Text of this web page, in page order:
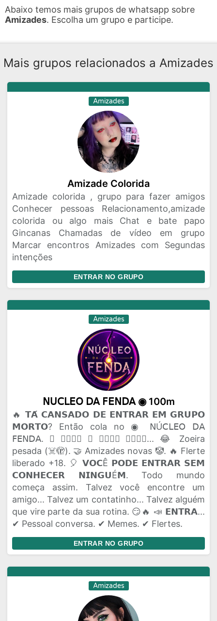
Abaixo temos mais grupos de whatsapp sobre
Amizades. Escolha um grupo e participe.
Mais grupos relacionados a Amizades
Amizades
Amizade Colorida
Amizade colorida , grupo para fazer amigos
Conhecer pessoas Relacionamento,amizade
colorida ou algo mais Chat e bate papo
Gincanas Chamadas de vídeo em grupo
Marcar encontros Amizades com Segundas
intenções
ENTRAR NO GRUPO
Amizades
𝖭𝖴𝖢𝖫𝖤𝖮 𝖣𝖠 𝖥𝖤𝖭𝖣𝖠 ◉ 100m
🔥 𝗧𝗔́ 𝗖𝗔𝗡𝗦𝗔𝗗𝗢 𝗗𝗘 𝗘𝗡𝗧𝗥𝗔𝗥 𝗘𝗠 𝗚𝗥𝗨𝗣𝗢
𝗠𝗢𝗥𝗧𝗢? Então cola no ◉ 𝖭Ú𝖢𝖫𝖤𝖮 𝖣𝖠
𝖥𝖤𝖭𝖣𝖠. 🫟 𝗔𝗤𝗨𝗜 𝗢 𝗣𝗔𝗣𝗢 𝗙𝗟𝗨𝗜... 😂 Zoeira
pesada (☠️🫣). 🤝 Amizades novas 🤡. 🔥 Flerte
liberado +18. 🎈 𝗩𝗢𝗖Ê 𝗣𝗢𝗗𝗘 𝗘𝗡𝗧𝗥𝗔𝗥 𝗦𝗘𝗠
𝗖𝗢𝗡𝗛𝗘𝗖𝗘𝗥 𝗡𝗜𝗡𝗚𝗨É𝗠. Todo mundo
começa assim. Talvez você encontre um
amigo... Talvez um contatinho... Talvez alguém
que vire parte da sua rotina. 😏🔥 📣 𝗘𝗡𝗧𝗥𝗔...
✔ Pessoal conversa. ✔ Memes. ✔ Flertes.
ENTRAR NO GRUPO
Amizades